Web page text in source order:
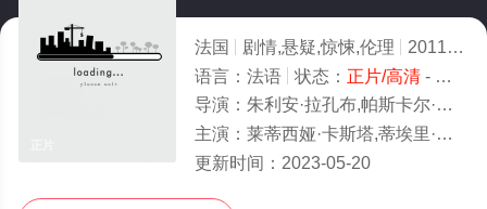
法国 剧情,悬疑,惊悚,伦理 2011
8.0
语言： 法语 状态： 正片/高清- 免费在线观看
导演： 朱利安·拉孔布,帕斯卡尔·西德
主演： 莱蒂西娅·卡斯塔,蒂埃里·钮维,贾克·鲍那非,罗杰·杜马斯
更新时间： 2023-05-20